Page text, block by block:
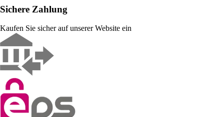
Sichere Zahlung
Kaufen Sie sicher auf unserer Website ein